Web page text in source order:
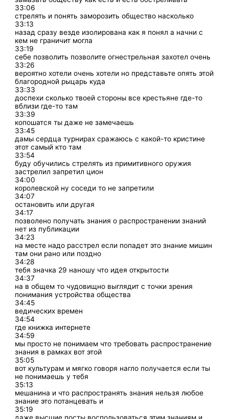
33:06
стрелять и понять заморозить общество насколько
33:13
назад сразу везде изолирована как я понял а начни с
кем не граничит могла
33:19
себе позволить позволите огнестрельная захотел очень
33:26
вероятно хотели очень хотели но представьте опять этой
благородной рыцарь куда
33:33
доспехи сколько твоей стороны все крестьяне где-то
вблизи где-то там
33:39
копошатся ты даже не замечаешь
33:45
дамы сердца турнирах сражаюсь с какой-то кристине
этот самый кто там
33:54
буду обучились стрелять из примитивного оружия
застрелил запретил цион
34:00
королевской ну соседи то не запретили
34:07
остановить или другая
34:17
позволено получать знания о распространении знаний
нет из публикации
34:23
на месте надо расстрел если попадет это знание мишин
там они рано или поздно
34:28
тебя значка 29 наношу что идея открытости
34:37
на в общем то чудовищно выглядит с точки зрения
понимания устройства общества
34:45
ведических времен
34:54
где книжка интернете
34:59
мы просто не понимаем что требовать распространение
знания в рамках вот этой
35:05
вот культурам и мягко говоря нагло получается если ты
не понимаешь у тебя
35:13
мешанина и что распространять знания нельзя любое
знание это потанцевать и
35:19